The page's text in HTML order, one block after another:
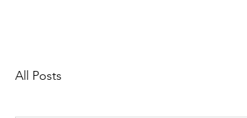
All Posts